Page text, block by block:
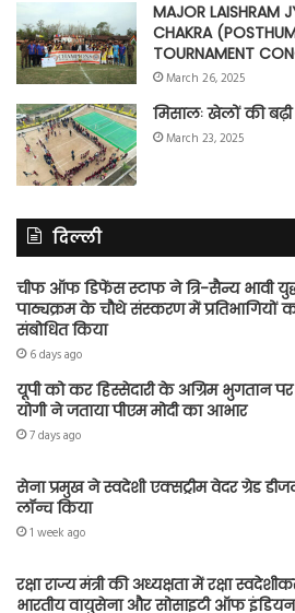
MAJOR LAISHRAM
CHAKRA
TOURNAMENT
March 26, 2025
मिसालः खेलों की
March 23, 2025
दिल्ली
चीफ ऑफ डिफेंस स्टाफ ने त्रि-सैन्य भावी
पाठ्यक्रम के चौथे संस्करण में प्रतिभागियों
संबोधित किया
6 days ago
यूपी को कर हिस्सेदारी के अग्रिम भुगतान
योगी ने जताया पीएम मोदी का आभार
7 days ago
सेना प्रमुख ने स्वदेशी एक्सट्रीम वेदर ग्रेड
लॉन्च किया
1 week ago
रक्षा राज्य मंत्री की अध्यक्षता में रक्षा
भारतीय वायुसेना और सोसाइटी ऑफ इंडियन